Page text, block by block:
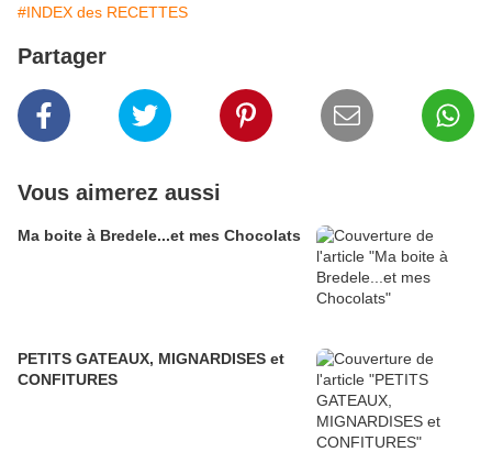
#INDEX des RECETTES
Partager
Vous aimerez aussi
Ma boite à Bredele...et mes Chocolats
PETITS GATEAUX, MIGNARDISES et
CONFITURES